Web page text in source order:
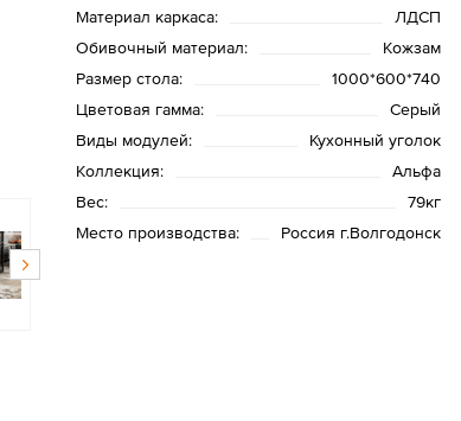
Материал каркаса:
ЛДСП
Обивочный материал:
Кожзам
Размер стола:
1000*600*740
Цветовая гамма:
Серый
Виды модулей:
Кухонный уголок
Коллекция:
Альфа
Вес:
79кг
Место производства:
Россия г.Волгодонск